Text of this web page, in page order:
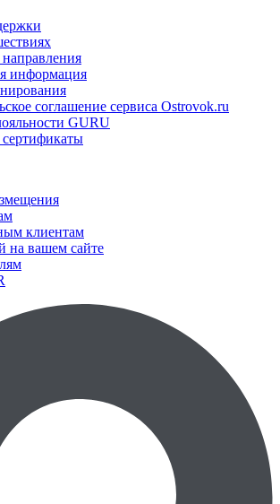
информация
соглашение сервиса Ostrovok.ru
GURU
клиентам
на вашем сайте